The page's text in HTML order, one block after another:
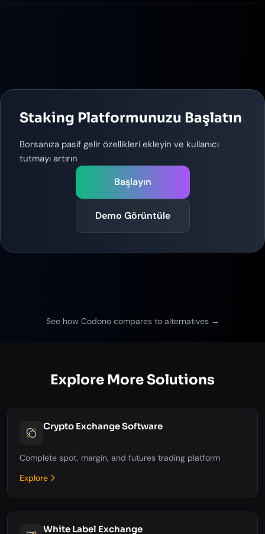
Staking Platformunuzu Başlatın
Borsanıza pasif gelir özellikleri ekleyin ve kullanıcı
tutmayı artırın
Başlayın
Demo Görüntüle
See how Codono compares to alternatives →
Explore More Solutions
Crypto Exchange Software
Complete spot, margin, and futures trading platform
Explore
White Label Exchange